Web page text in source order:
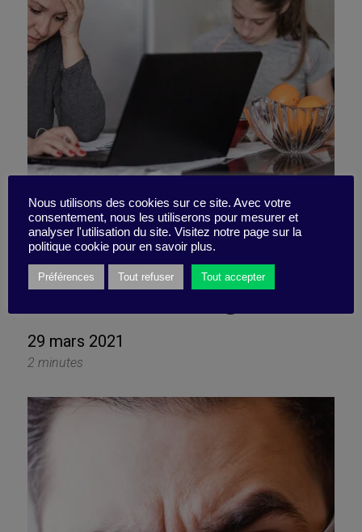
Distance et toxicité
feraient bon ménage …
29 mars 2021
2 minutes
Nous utilisons des cookies sur ce site. Avec votre
consentement, nous les utiliserons pour mesurer et
analyser l'utilisation du site. Visitez notre page sur la
politique cookie pour en savoir plus.
Préférences Tout refuser Tout accepter